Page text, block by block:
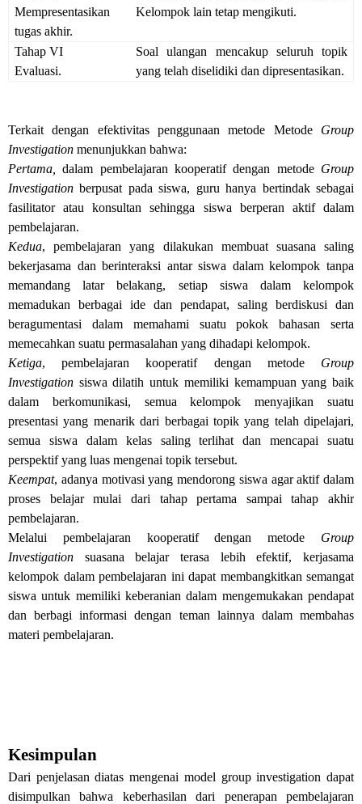
Mempresentasikan
tugas akhir.
Kelompok lain tetap mengikuti.
Tahap VI
Evaluasi.
Soal ulangan mencakup seluruh topik
yang telah diselidiki dan dipresentasikan.
Terkait dengan efektivitas penggunaan metode Metode Group
Investigation menunjukkan bahwa:
Pertama,
dalam pembelajaran kooperatif dengan metode Group
Investigation berpusat pada siswa, guru hanya bertindak sebagai
fasilitator atau konsultan sehingga siswa berperan aktif dalam
pembelajaran.
Kedua, pembelajaran yang dilakukan membuat suasana saling
bekerjasama dan berinteraksi antar siswa dalam kelompok tanpa
memandang latar belakang, setiap siswa dalam kelompok
memadukan berbagai ide dan pendapat, saling berdiskusi dan
beragumentasi dalam memahami suatu pokok bahasan serta
memecahkan suatu permasalahan yang dihadapi kelompok.
Ketiga, pembelajaran kooperatif dengan metode Group
Investigation siswa dilatih untuk memiliki kemampuan yang baik
dalam berkomunikasi, semua kelompok menyajikan suatu
presentasi yang menarik dari berbagai topik yang telah dipelajari,
semua siswa dalam kelas saling terlihat dan mencapai suatu
perspektif yang luas mengenai topik tersebut.
Keempat, adanya motivasi yang mendorong siswa agar aktif dalam
proses belajar mulai dari tahap pertama sampai tahap akhir
pembelajaran.
Melalui pembelajaran kooperatif dengan metode Group
Investigation suasana belajar terasa lebih efektif, kerjasama
kelompok dalam pembelajaran ini dapat membangkitkan semangat
siswa untuk memiliki keberanian dalam mengemukakan pendapat
dan berbagi informasi dengan teman lainnya dalam membahas
materi pembelajaran.
Kesimpulan
Dari penjelasan diatas mengenai model group investigation dapat
disimpulkan bahwa keberhasilan dari penerapan pembelajaran